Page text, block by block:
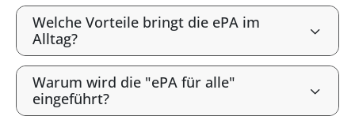
Welche Vorteile bringt die ePA im
Alltag?
Warum wird die "ePA für alle"
eingeführt?